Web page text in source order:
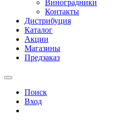
Виноградники
Контакты
Дистрибуция
Каталог
Акции
Магазины
Предзаказ
Поиск
Вход